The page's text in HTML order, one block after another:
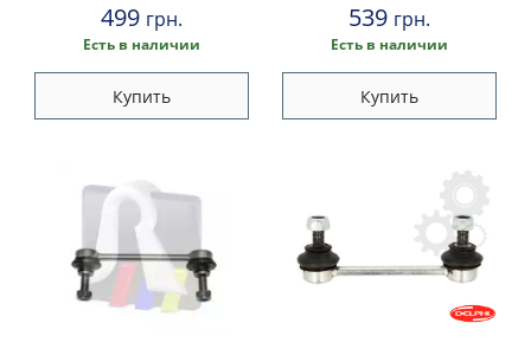
499 грн.
Есть в наличии
Купить
539 грн.
Есть в наличии
Купить